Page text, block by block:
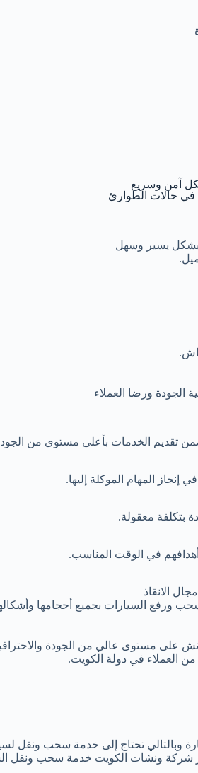
آمن وسريع
في حالات الطوارئ
بشكل يسير وسهل
الجودة ورضا العملاء
تقديم الخدمات بأعلى مستوى من
المهام الموكلة إليها.
بتكلفة معقولة.
أهدافهم في الوقت المناسب.
الانقاذ
ورفع السيارات بجميع أحجامها
على مستوى عالي من الجودة
العملاء في دولة الكويت.
وبالتالي تحتاج إلى خدمة سحب ونقل
شركة ونشات الكويت خدمة سحب ونقل